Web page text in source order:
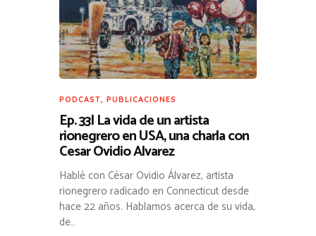
PODCAST, PUBLICACIONES
Ep. 33| La vida de un artista
rionegrero en USA, una charla con
Cesar Ovidio Alvarez
Hablé con César Ovidio Álvarez, artista
rionegrero radicado en Connecticut desde
hace 22 años. Hablamos acerca de su vida,
de…